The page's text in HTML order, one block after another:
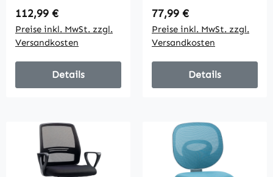
mit Armlehne,
Fußstütze,
höhenverstellbarer
Drehstuhl aus
Kunstleder,
gepolstert
Computerstuhl,
Regulärer Preis:
112,99 €
Preise inkl. MwSt. zzgl.
Versandkosten
Details
mit Armlehnen und
Verstellbarer
Fußring
Netzbespannung
Grau
Regulärer Preis:
77,99 €
Preise inkl. MwSt. zzgl.
Versandkosten
Details